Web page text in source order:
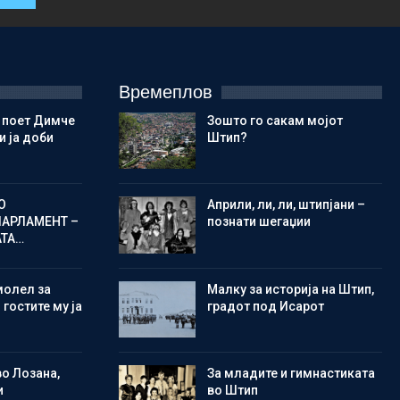
Димче
ја доби
–
за
му ја
Лозана,
Времеплов
Зошто го сакам мојот
Штип?
Aприли, ли, ли, штипјани –
познати шегаџии
Малку за историја на Штип,
градот под Исарот
Зa младите и гимнастиката
во Штип